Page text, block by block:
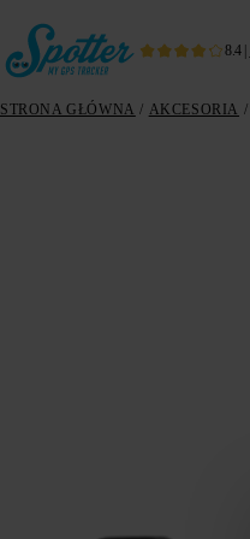
8.4|
STRONA GŁÓWNA / AKCESORIA /